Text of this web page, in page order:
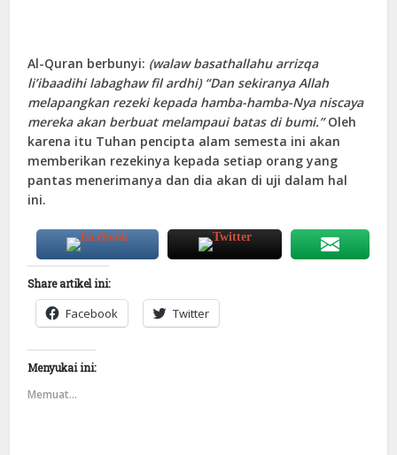
Al-Quran berbunyi: (walaw basathallahu arrizqa
li’ibaadihi labaghaw fil ardhi) “Dan sekiranya Allah
melapangkan rezeki kepada hamba-hamba-Nya niscaya
mereka akan berbuat melampaui batas di bumi.”Oleh
karena itu Tuhan pencipta alam semesta ini akan
memberikan rezekinya kepada setiap orang yang
pantas menerimanya dan dia akan di uji dalam hal
ini.
Share artikel ini:
Facebook Twitter
Menyukai ini:
Memuat...